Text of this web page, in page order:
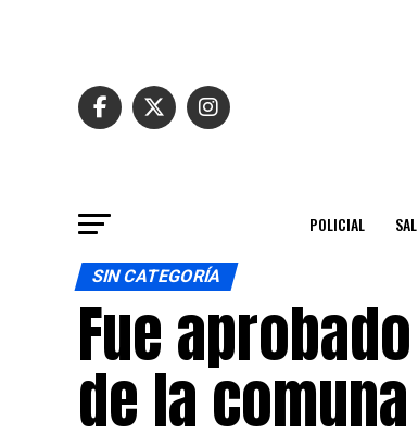
POLICIAL
SIN CATEGORÍA
Fue
de la